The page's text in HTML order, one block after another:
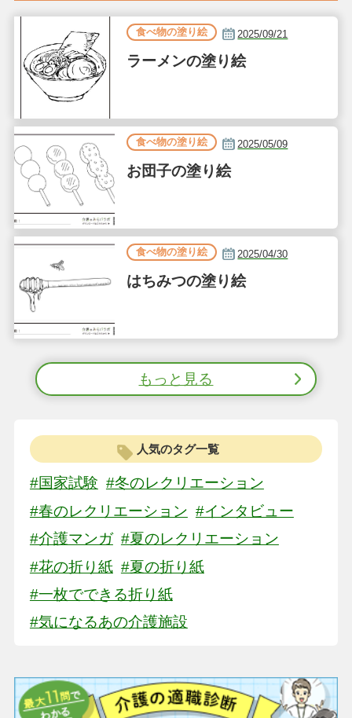
食べ物の塗り絵 2025/09/21
ラーメンの塗り絵
食べ物の塗り絵 2025/05/09
お団子の塗り絵
食べ物の塗り絵 2025/04/30
はちみつの塗り絵
もっと見る
人気のタグ一覧
#国家試験 #冬のレクリエーション
#春のレクリエーション #インタビュー
#介護マンガ #夏のレクリエーション
#花の折り紙 #夏の折り紙
#一枚でできる折り紙
#気になるあの介護施設